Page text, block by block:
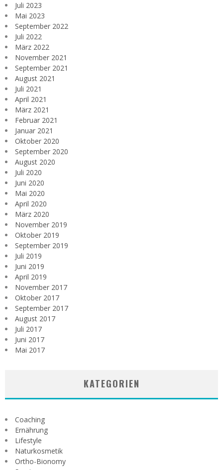
Juli 2023
Mai 2023
September 2022
Juli 2022
März 2022
November 2021
September 2021
August 2021
Juli 2021
April 2021
März 2021
Februar 2021
Januar 2021
Oktober 2020
September 2020
August 2020
Juli 2020
Juni 2020
Mai 2020
April 2020
März 2020
November 2019
Oktober 2019
September 2019
Juli 2019
Juni 2019
April 2019
November 2017
Oktober 2017
September 2017
August 2017
Juli 2017
Juni 2017
Mai 2017
KATEGORIEN
Coaching
Ernährung
Lifestyle
Naturkosmetik
Ortho-Bionomy